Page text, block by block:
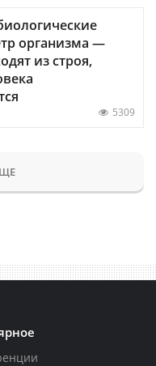
организма —
из строя,
5309